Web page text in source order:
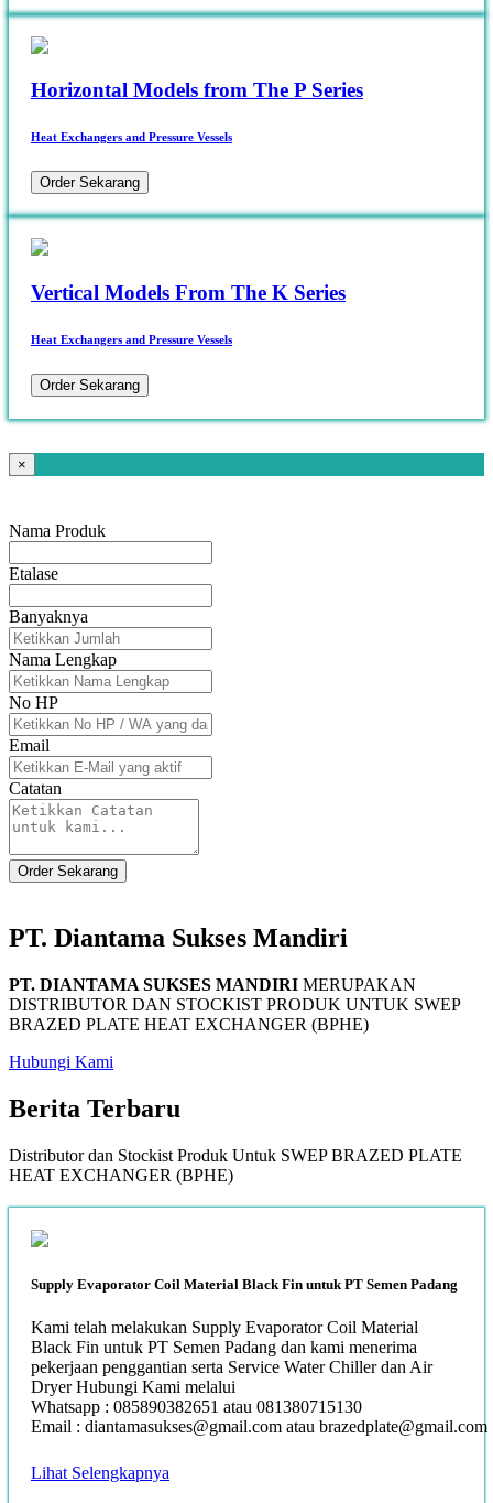
Horizontal Models from The P Series
Heat Exchangers and Pressure Vessels
Order Sekarang
Vertical Models From The K Series
Heat Exchangers and Pressure Vessels
Order Sekarang
×
Nama Produk
Etalase
Banyaknya
Nama Lengkap
No HP
Email
Catatan
Order Sekarang
PT. Diantama Sukses Mandiri
PT. DIANTAMA SUKSES MANDIRI MERUPAKAN
DISTRIBUTOR DAN STOCKIST PRODUK UNTUK SWEP
BRAZED PLATE HEAT EXCHANGER (BPHE)
Hubungi Kami
Berita Terbaru
Distributor dan Stockist Produk Untuk SWEP BRAZED PLATE
HEAT EXCHANGER (BPHE)
Supply Evaporator Coil Material Black Fin untuk PT Semen Padang
Kami telah melakukan Supply Evaporator Coil Material
Black Fin untuk PT Semen Padang dan kami menerima
pekerjaan penggantian serta Service Water Chiller dan Air
Dryer Hubungi Kami melalui
Whatsapp : 085890382651 atau 081380715130
Email : diantamasukses@gmail.com atau brazedplate@gmail.com
Lihat Selengkapnya